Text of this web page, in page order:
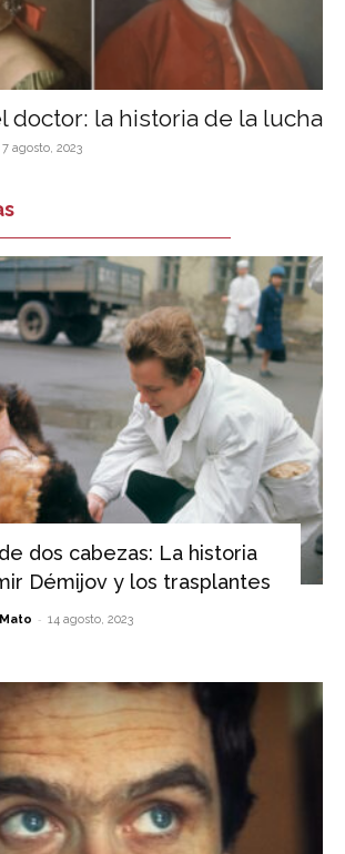
doctor: la historia de la lucha
7 agosto, 2023
dos cabezas: La historia
Démijov y los trasplantes
- 14 agosto, 2023